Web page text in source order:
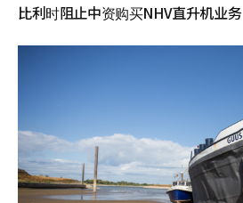
比利时阻止中资购买NHV直升机业务